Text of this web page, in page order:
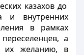
казахов до
и внутренних
в рамках
а
их желанию, в